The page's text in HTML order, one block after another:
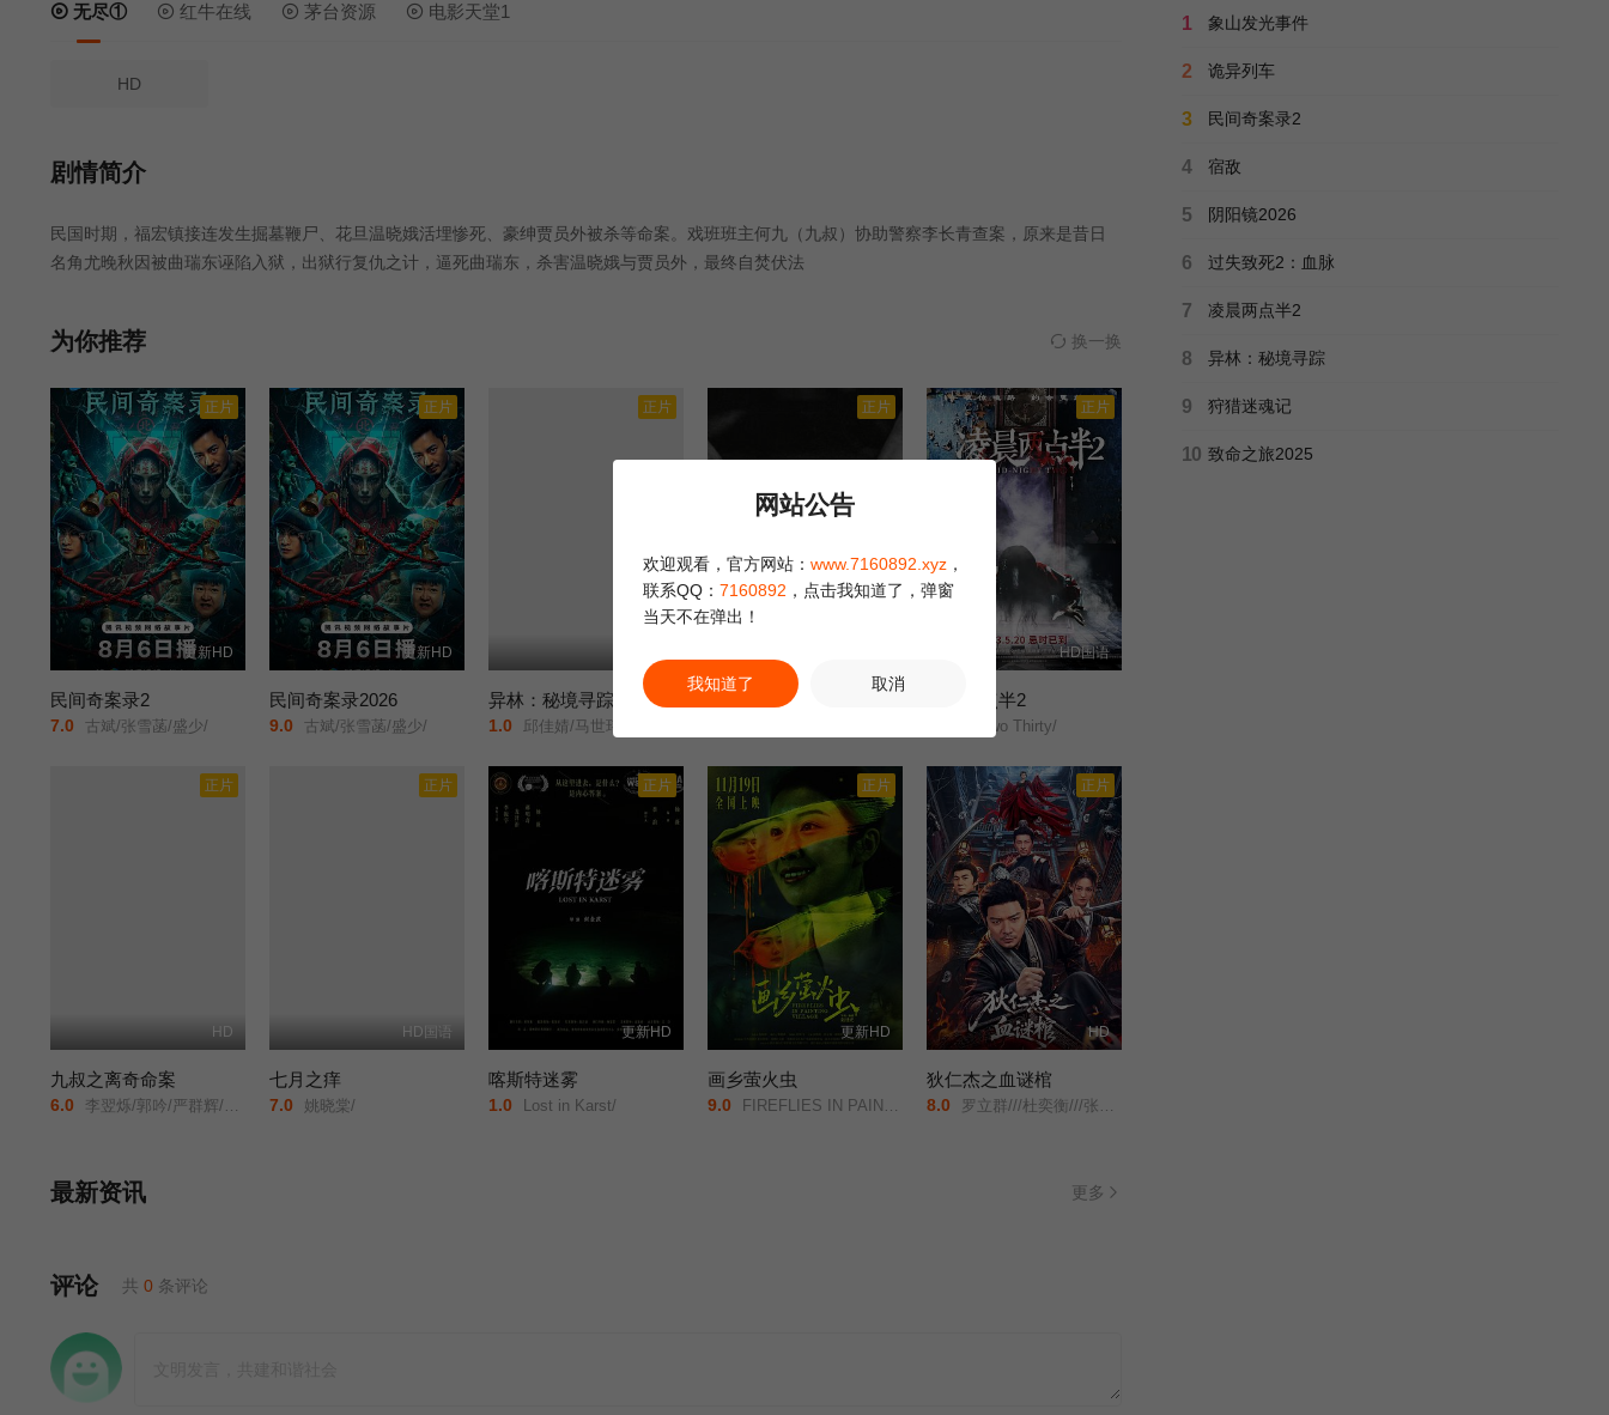
无尽① 红牛在线 茅台资源 电影天堂1
HD
剧情简介
民国时期，福宏镇接连发生掘墓鞭尸、花旦温晓娥活埋惨死、豪绅贾员外被杀等命案。戏班班主何九（九叔）协助警察李长青查案，原来是昔日
名角尤晚秋因被曲瑞东诬陷入狱，出狱行复仇之计，逼死曲瑞东，杀害温晓娥与贾员外，最终自焚伏法
为你推荐 换一换
正片
更新HD
民间奇案录2
7.0 古斌/张雪菡/盛少/
正片
更新HD
民间奇案录2026
9.0 古斌/张雪菡/盛少/
正片
异林：秘境寻踪
1.0 邱佳婧/马世玮/马明宇/刘春霞/
正片 正片
HD国语
凌晨两点半2
At Two Thirty/
正片
HD
九叔之离奇命案
6.0 李翌烁/郭吟/严群辉/韩梦武/刘占领/
正片
HD国语
七月之痒
7.0 姚晓棠/
正片
更新HD
喀斯特迷雾
1.0 Lost in Karst/
正片
更新HD
画乡萤火虫
9.0 FIREFLIES IN PAINTING VILLAGE/
正片
HD
狄仁杰之血谜棺
8.0 罗立群///杜奕衡///张成凯///刘芯予///侍宣如///顾旭希///胡竞予///陈心怡///王安妮///梁家智///查雨馨/
最新资讯 更多
评论 共 0 条评论
1 象山发光事件
2 诡异列车
3 民间奇案录2
4 宿敌
5 阴阳镜2026
6 过失致死2：血脉
7 凌晨两点半2
8 异林：秘境寻踪
9 狩猎迷魂记
10 致命之旅2025
网站公告
欢迎观看，官方网站： www.7160892.xyz ，
联系QQ： 7160892 ，点击我知道了，弹窗
当天不在弹出！
我知道了 取消